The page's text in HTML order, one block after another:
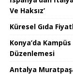
Ve Haksız’
Küresel Gıda
Konya’da
Düzenlemesi
Antalya